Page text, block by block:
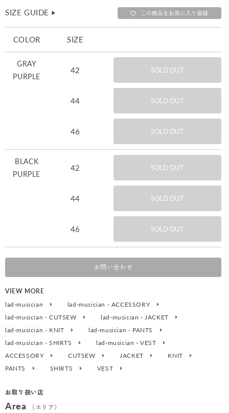
SIZE GUIDE ▶︎ この商品をお気に入り登録
COLOR SIZE
GRAY
PURPLE
42 SOLD OUT
44 SOLD OUT
46 SOLD OUT
BLACK
PURPLE
42 SOLD OUT
44 SOLD OUT
46 SOLD OUT
お問い合わせ
VIEW MORE
lad-musician
lad-musician - ACCESSORY
lad-musician - CUTSEW
lad-musician - JACKET
lad-musician - KNIT
lad-musician - PANTS
lad-musician - SHIRTS
lad-musician - VEST
ACCESSORY
CUTSEW JACKET
KNIT
PANTS
SHIRTS VEST
お取り扱い店
Area
（エリア）